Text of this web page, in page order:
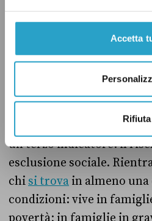
Accetta
Rifiuta
consumi.
Il rischio di povertà o
Per misurare il disagio
famiglie e dei cittadini,
un terzo indicatore: il
esclusione sociale.
chi si trova in almeno
condizioni: vive in